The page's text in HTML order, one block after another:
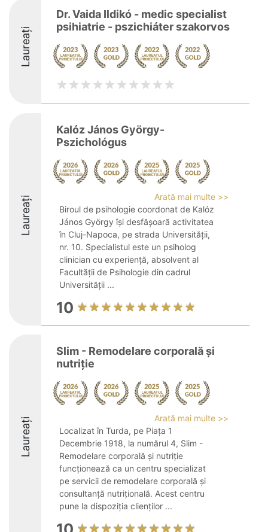
Laureați
Dr. Vaida Ildikó - medic specialist
psihiatrie - pszichiáter szakorvos
Laureați
Kalóz János György-
Pszichológus
Arată mai multe >>
Biroul de psihologie coordonat de Kalóz
János György își desfășoară activitatea
în Cluj-Napoca, pe strada Universității,
nr. 10. Specialistul este un psiholog
clinician cu experiență, absolvent al
Facultății de Psihologie din cadrul
Universității ...
10
Laureați
Slim - Remodelare corporală și
nutriție
Arată mai multe >>
Localizat în Turda, pe Piața 1
Decembrie 1918, la numărul 4, Slim -
Remodelare corporală și nutriție
funcționează ca un centru specializat
pe servicii de remodelare corporală și
consultanță nutrițională. Acest centru
pune la dispoziția clienților ...